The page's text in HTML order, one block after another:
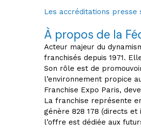
Les accréditations presse
À propos de la
Acteur majeur du
franchisés depuis 1971.
Son rôle est de
l’environnement propice
Franchise Expo Paris,
La franchise représente
génère 828 178 (directs
l’offre est dédiée aux